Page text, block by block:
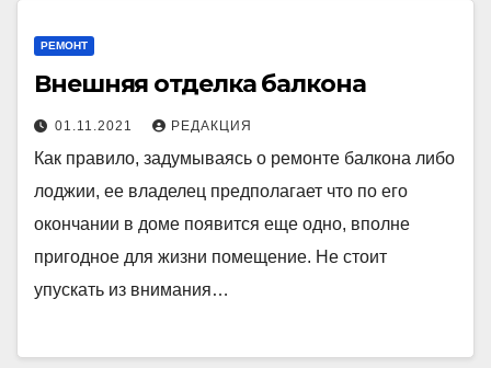
РЕМОНТ
Внешняя отделка балкона
01.11.2021 РЕДАКЦИЯ
Как правило, задумываясь о ремонте балкона либо
лоджии, ее владелец предполагает что по его
окончании в доме появится еще одно, вполне
пригодное для жизни помещение. Не стоит
упускать из внимания…